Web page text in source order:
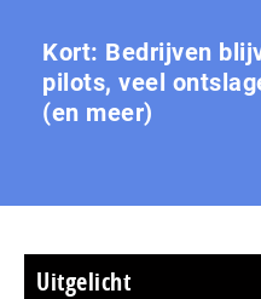
Kort: Bedrijven
pilots, veel
(en meer)
Uitgelicht